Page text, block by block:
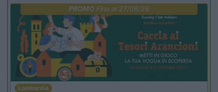
PROMOFino al 27/08/26
Lombardia